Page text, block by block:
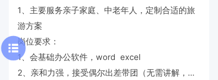
1、主要服务亲子家庭、中老年人，定制合适的旅
游方案
岗位要求：
1、会基础办公软件，word  excel
2、亲和力强，接受偶尔出差带团（无需讲解，主